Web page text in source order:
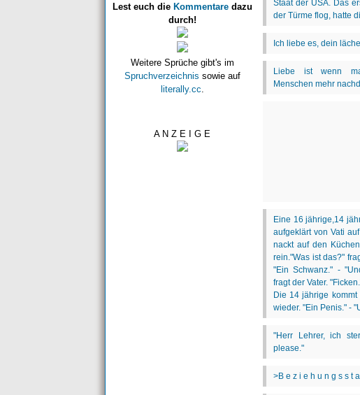
Lest euch die Kommentaredazu
durch!
Weitere Sprüche gibt's im
Spruchverzeichnis sowie auf
literally.cc
A N Z E I G E